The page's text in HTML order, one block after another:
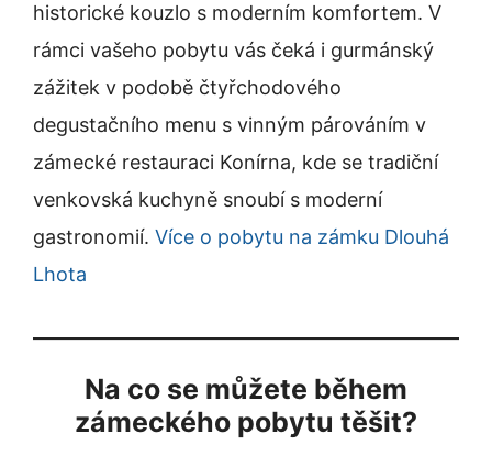
historické kouzlo s moderním komfortem. V
rámci vašeho pobytu vás čeká i gurmánský
zážitek v podobě čtyřchodového
degustačního menu s vinným párováním v
zámecké restauraci Konírna, kde se tradiční
venkovská kuchyně snoubí s moderní
gastronomií. Více o pobytu na zámku Dlouhá
Lhota
Na co se můžete během
zámeckého pobytu těšit?